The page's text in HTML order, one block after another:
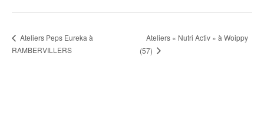
Ateliers Peps Eureka à
RAMBERVILLERS
Ateliers « Nutri Activ » à Woippy
(57)